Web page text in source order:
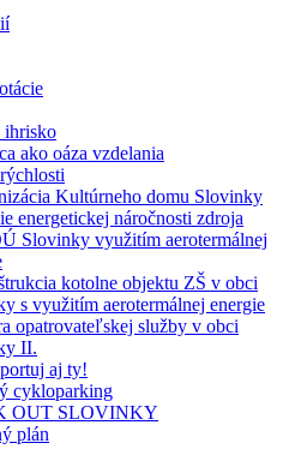
ihrisko
ako oáza vzdelania
Kultúrneho domu Slovinky
energetickej náročnosti zdroja
Slovinky využitím aerotermálnej
kotolne objektu ZŠ v obci
s využitím aerotermálnej energie
opatrovateľskej služby v obci
II.
aj ty!
cykloparking
OUT SLOVINKY
plán